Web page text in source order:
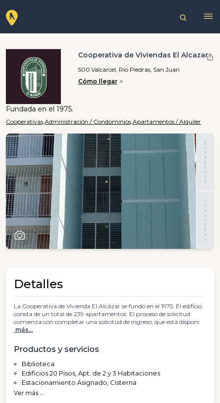
Cooperativa de Viviendas El Alcazar
500 Valcarcel, Rio Piedras, San Juan
Cómo llegar
Fundada en el 1975.
Cooperativas,Administración / Condominios,Apartamentos / Alquiler
Detalles
La Cooperativa de Vivienda El Alcázar se fundó en el 1975. El edificio
consta de un total de 239 apartamentos. El proceso de solicitud
comienza con completar una solicitud de ingreso, que está disponi
más...
Productos y servicios
Biblioteca
Edificios 20 Pisos, Apt. de 2 y 3 Habitaciones
Estacionamiento Asignado, Cisterna
Ver más ...